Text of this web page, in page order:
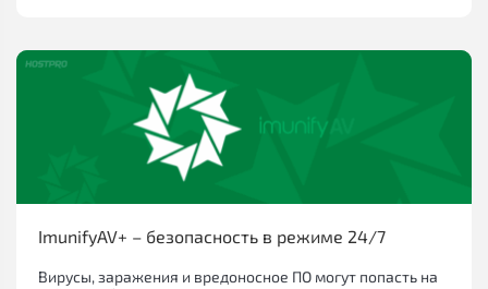
ImunifyAV+ – безопасность в режиме 24/7
Вирусы, заражения и вредоносное ПО могут попасть на